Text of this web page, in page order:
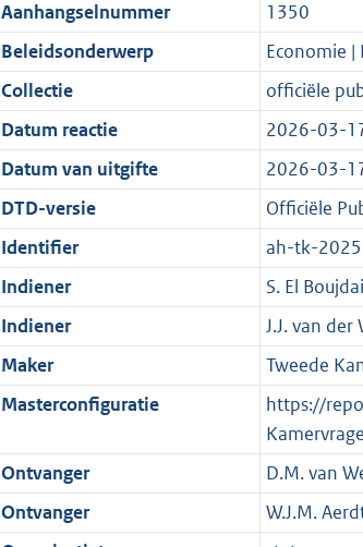
i
e
i
n
f
o
r
m
a
a
t
5
2
K
b
t
i
e
i
n
f
o
r
m
a
a
t
:
1
2
K
b
a
t
i
e
i
n
f
o
r
m
a
a
t
e
:
1
9
K
b
c
a
t
i
e
i
n
f
o
r
m
a
a
t
t
e
:
2
6
K
b
r
t
K
g
t
2
Aanhangselnummer
1350
Beleidsonderwerp
Economie |
Collectie
officiële
Datum reactie
2026-03-
Datum van uitgifte
2026-03-
DTD-versie
Officiële
Identifier
ah-tk-
Indiener
S. El
Indiener
J.J. van der
Maker
Tweede
Masterconfiguratie
https://
Ontvanger
D.M. van
Ontvanger
W.J.M.